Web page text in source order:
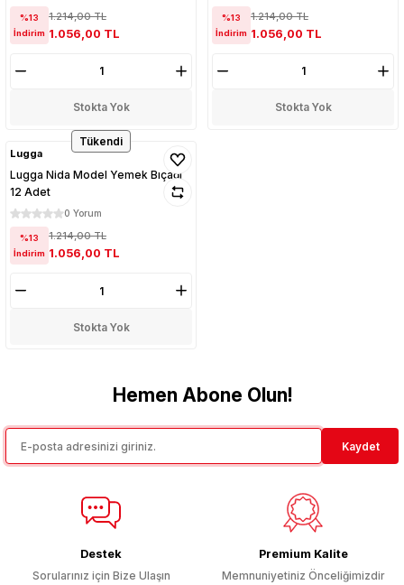
%13
İndirim
1.214,00 TL
1.056,00 TL
Stokta Yok
%13
İndirim
1.214,00 TL
1.056,00 TL
Stokta Yok
Tükendi
Lugga
Lugga Nida Model Yemek Bıçağı
12 Adet
0 Yorum
%13
İndirim
1.214,00 TL
1.056,00 TL
Stokta Yok
Hemen Abone Olun!
Kaydet
Destek
Sorularınız için Bize Ulaşın
Premium Kalite
Memnuniyetiniz Önceliğimizdir